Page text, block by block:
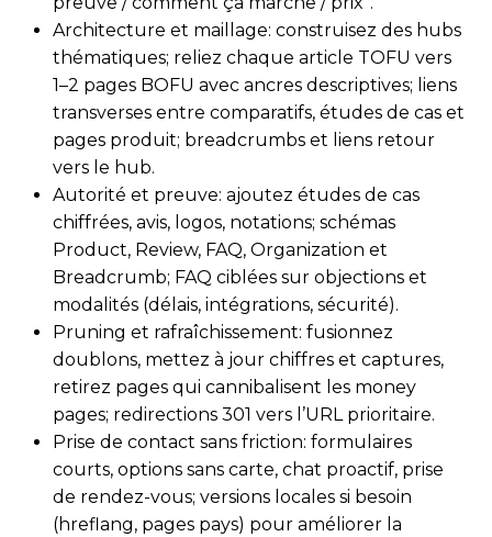
Architecture et maillage: construisez des hubs
thématiques; reliez chaque article TOFU vers
1–2 pages BOFU avec ancres descriptives; liens
transverses entre comparatifs, études de cas et
pages produit; breadcrumbs et liens retour
vers le hub.
Autorité et preuve: ajoutez études de cas
chiffrées, avis, logos, notations; schémas
Product, Review, FAQ, Organization et
Breadcrumb; FAQ ciblées sur objections et
modalités (délais, intégrations, sécurité).
Pruning et rafraîchissement: fusionnez
doublons, mettez à jour chiffres et captures,
retirez pages qui cannibalisent les money
pages; redirections 301 vers l’URL prioritaire.
Prise de contact sans friction: formulaires
courts, options sans carte, chat proactif, prise
de rendez-vous; versions locales si besoin
(hreflang, pages pays) pour améliorer la